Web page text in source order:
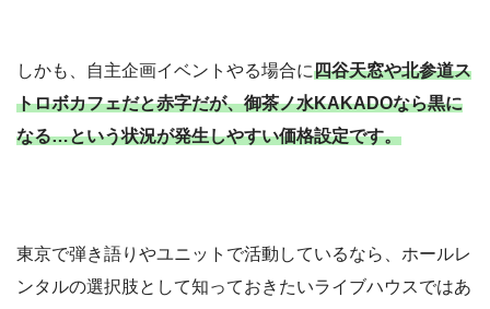
しかも、自主企画イベントやる場合に四谷天窓や北参道ス
トロボカフェだと赤字だが、御茶ノ水KAKADOなら黒に
なる…という状況が発生しやすい価格設定です。
東京で弾き語りやユニットで活動しているなら、ホールレ
ンタルの選択肢として知っておきたいライブハウスではあ